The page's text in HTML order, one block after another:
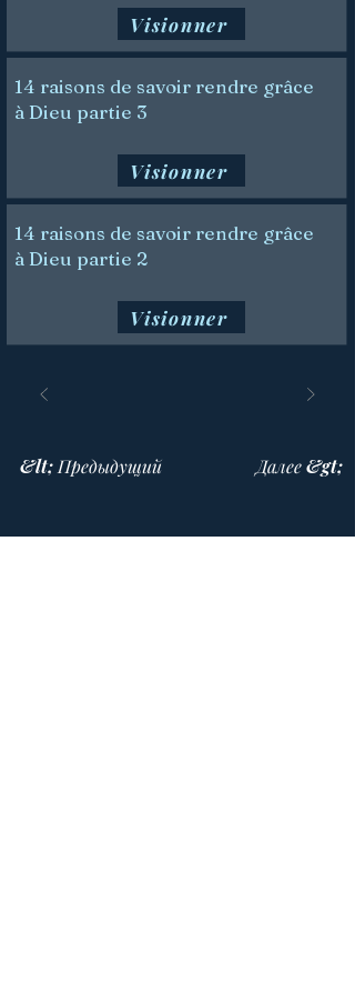
Visionner
14 raisons de savoir rendre grâce
à Dieu partie 3
Visionner
14 raisons de savoir rendre grâce
à Dieu partie 2
Visionner
&lt; Предыдущий Далее &gt;